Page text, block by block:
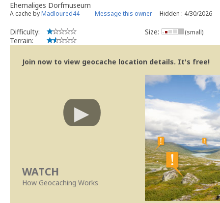
Ehemaliges Dorfmuseum
A cache byMadloured44 Message this owner Hidden : 4/30/2026
Difficulty:
Terrain:
Size: (small)
Join now to view geocache location details. It's free!
WATCH
How Geocaching Works